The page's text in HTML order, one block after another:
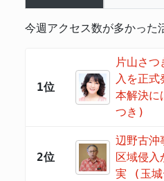
今週アクセス数が多かった
1位
片山さつ
入を正式
本解決
つき)
2位
辺野古沖
区域侵
実 (玉城